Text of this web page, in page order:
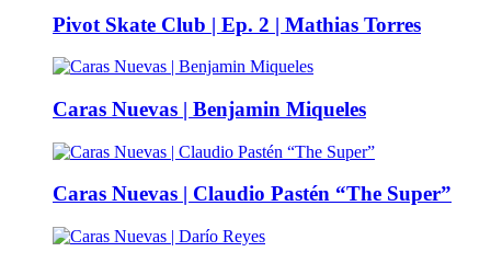
Pivot Skate Club | Ep. 2 | Mathias Torres
Caras Nuevas | Benjamin Miqueles
Caras Nuevas | Claudio Pastén “The Super”